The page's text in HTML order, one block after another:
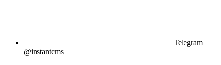
Telegram
@instantcms